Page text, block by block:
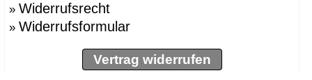
» Widerrufsrecht
» Widerrufsformular
Vertrag widerrufen